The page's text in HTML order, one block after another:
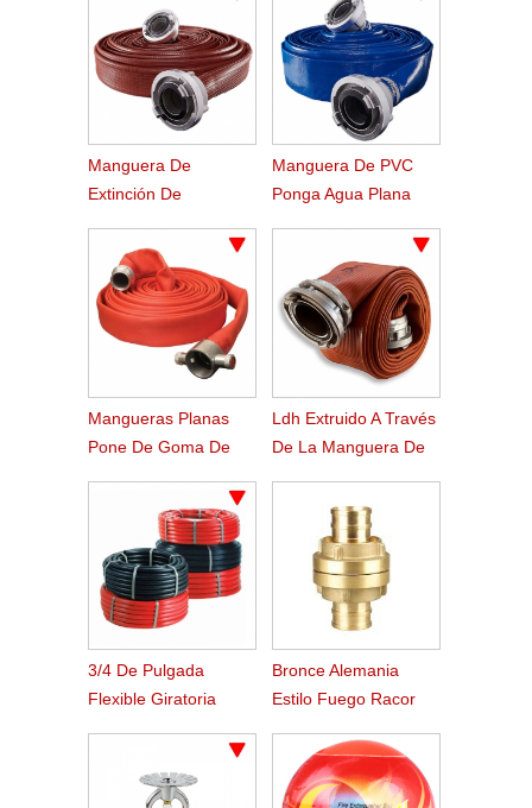
Manguera De
Extinción De
Duralina
Manguera De PVC
Ponga Agua Plana
Mangueras Planas
Pone De Goma De
Ldh Extruido A Través
De La Manguera De
Nitrilo Tejido
3/4 De Pulgada
Flexible Giratoria
Manguera Plana
Bronce Alemania
Estilo Fuego Racor